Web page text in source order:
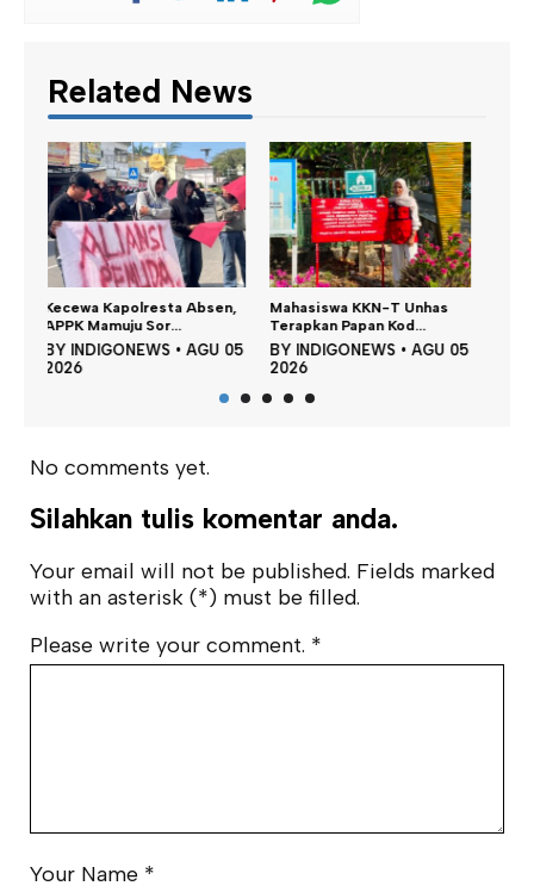
Related News
Mahasiswa KKN-T Unhas
Terapkan Papan Kod...
BY INDIGONEWS •AGU 05
2026
Satu DPO Pengeroyokan
SPBU Tapalang Dita...
BY INDIGONEWS •AGU 05
2026
No comments yet.
Silahkan tulis komentar anda.
Your email will not be published. Fields marked
with an asterisk (*) must be filled.
Please write your comment. *
Your Name *